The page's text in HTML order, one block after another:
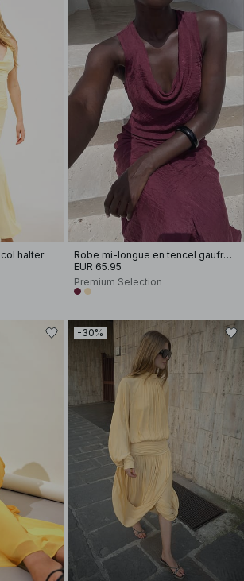
halter
Robe mi-longue en tencel gaufré à décolleté en cascade
EUR 65.95
Premium Selection
-30%